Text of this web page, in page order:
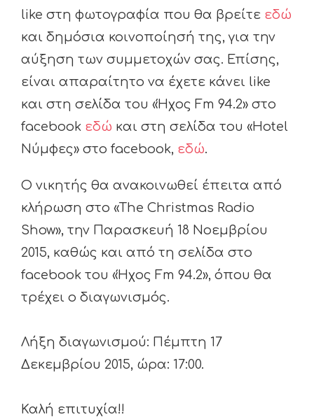
like στη φωτογραφία που θα βρείτε εδώ
και δημόσια κοινοποίησή της, για την
αύξηση των συμμετοχών σας. Επίσης,
είναι απαραίτητο να έχετε κάνει like
και στη σελίδα του «Ήχος Fm 94.2» στο
facebook εδώ και στη σελίδα του «Hotel
Νύμφες» στο facebook, εδώ.
Ο νικητής θα ανακοινωθεί έπειτα από
κλήρωση στο «The Christmas Radio
Show», την Παρασκευή 18 Νοεμβρίου
2015, καθώς και από τη σελίδα στο
facebook του «Ήχος Fm 94.2», όπου θα
τρέχει ο διαγωνισμός.
Λήξη διαγωνισμού: Πέμπτη 17
Δεκεμβρίου 2015, ώρα: 17:00.
Καλή επιτυχία!!